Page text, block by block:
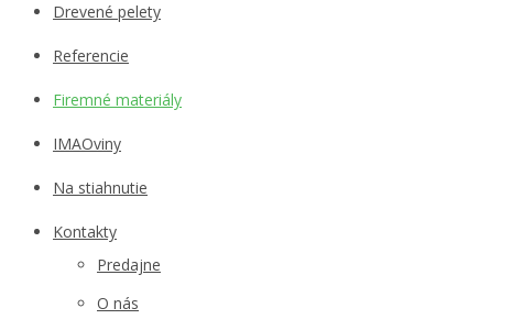
Drevené pelety
Referencie
Firemné materiály
IMAOviny
Na stiahnutie
Kontakty
Predajne
O nás